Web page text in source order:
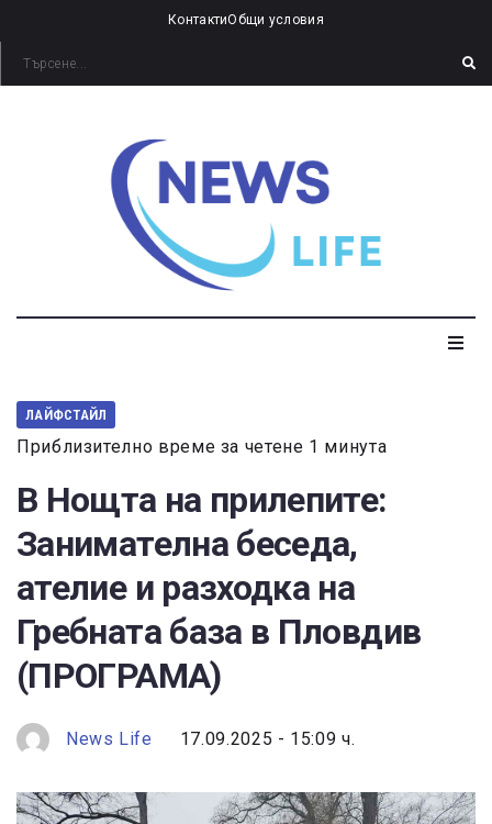
КонтактиОбщи условия
ЛАЙФСТАЙЛ
Приблизително време за четене 1 минута
В Нощта на прилепите:
Занимателна беседа,
ателие и разходка на
Гребната база в Пловдив
(ПРОГРАМА)
News Life 17.09.2025 - 15:09 ч.